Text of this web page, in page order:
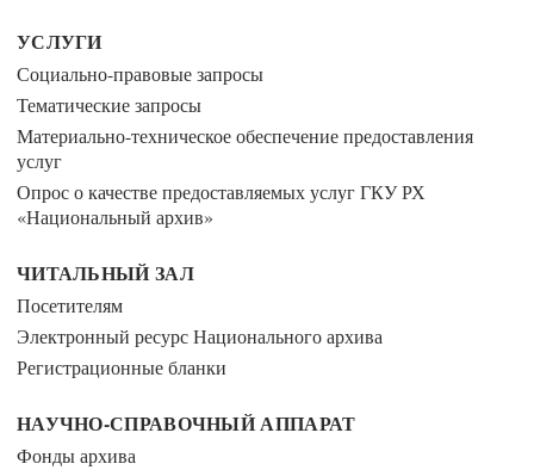
УСЛУГИ
Социально-правовые запросы
Тематические запросы
Материально-техническое обеспечение предоставления
услуг
Опрос о качестве предоставляемых услуг ГКУ РХ
«Национальный архив»
ЧИТАЛЬНЫЙ ЗАЛ
Посетителям
Электронный ресурс Национального архива
Регистрационные бланки
НАУЧНО-СПРАВОЧНЫЙ АППАРАТ
Фонды архива